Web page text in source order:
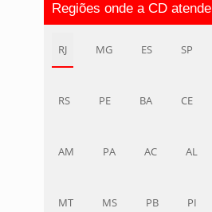
Regiões onde a CD atende
RJ MG ES SP
RS PE BA CE
AM PA AC AL
MT MS PB PI